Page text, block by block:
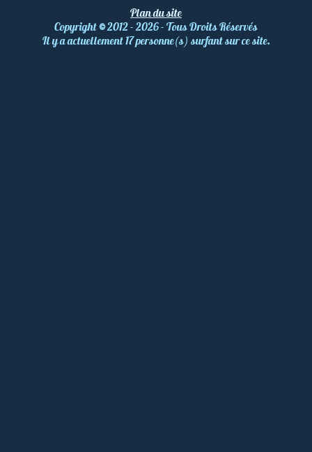
Plan du site
Copyright©2012 - 2026 - Tous Droits Réservés
Il y a actuellement 17 personne(s) surfant sur ce site.